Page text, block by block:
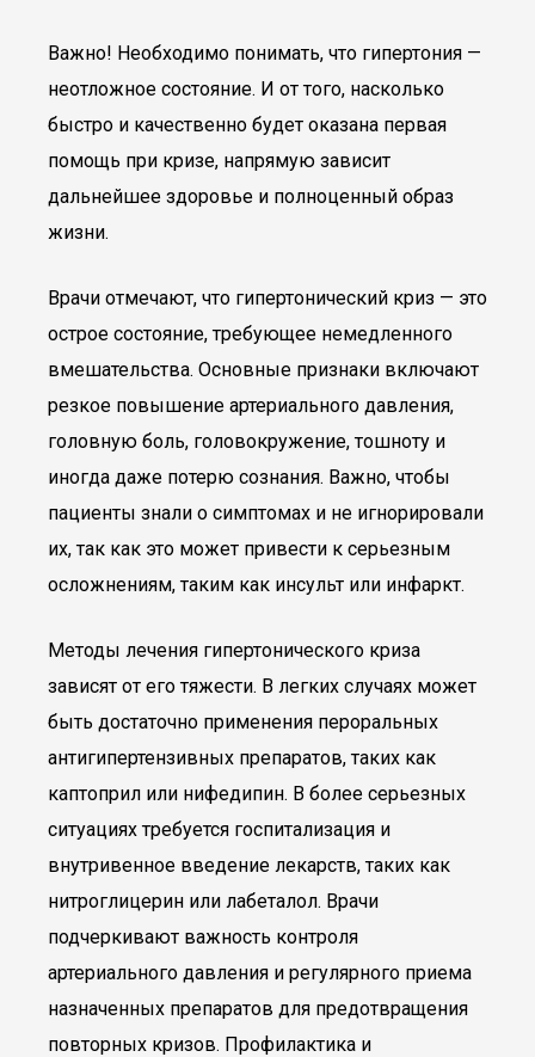
Важно! Необходимо понимать, что гипертония —
неотложное состояние. И от того, насколько
быстро и качественно будет оказана первая
помощь при кризе, напрямую зависит
дальнейшее здоровье и полноценный образ
жизни.
Врачи отмечают, что гипертонический криз — это
острое состояние, требующее немедленного
вмешательства. Основные признаки включают
резкое повышение артериального давления,
головную боль, головокружение, тошноту и
иногда даже потерю сознания. Важно, чтобы
пациенты знали о симптомах и не игнорировали
их, так как это может привести к серьезным
осложнениям, таким как инсульт или инфаркт.
Методы лечения гипертонического криза
зависят от его тяжести. В легких случаях может
быть достаточно применения пероральных
антигипертензивных препаратов, таких как
каптоприл или нифедипин. В более серьезных
ситуациях требуется госпитализация и
внутривенное введение лекарств, таких как
нитроглицерин или лабеталол. Врачи
подчеркивают важность контроля
артериального давления и регулярного приема
назначенных препаратов для предотвращения
повторных кризов. Профилактика и